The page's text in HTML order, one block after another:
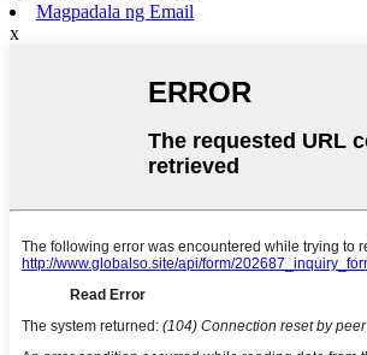
Magpadala ng Email
x